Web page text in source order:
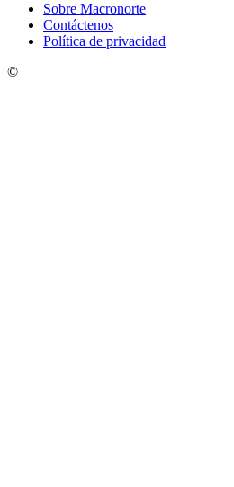
Sobre Macronorte
Contáctenos
Política de privacidad
©